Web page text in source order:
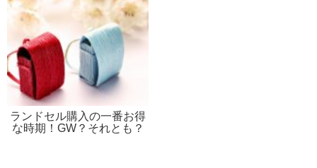
ランドセル購入の一番お得
な時期！GW？それとも？